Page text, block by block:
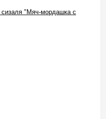
"Мяч-мордашка с